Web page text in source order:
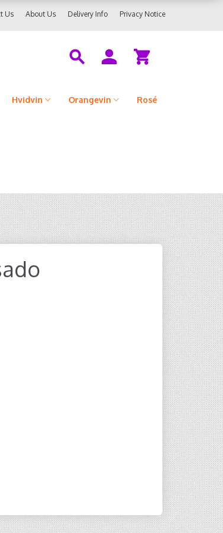
Privacy Notice
Delivery Info
About Us
Us
Hvidvin Orangevin Rosé